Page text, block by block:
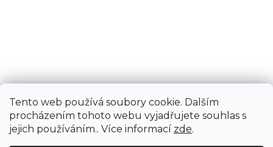
Tento web používá soubory cookie. Dalším
procházením tohoto webu vyjadřujete souhlas s
jejich používáním.. Více informací zde.